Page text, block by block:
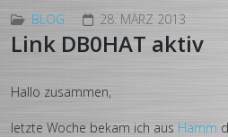
BLOG 28. MÄRZ 2013
Link DB0HAT aktiv
Hallo zusammen,
letzte Woche bekam ich ausHamm